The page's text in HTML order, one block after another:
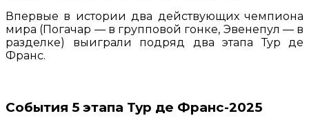
Впервые в истории два действующих чемпиона
мира (Погачар — в групповой гонке, Эвенепул — в
разделке) выиграли подряд два этапа Тур де
Франс.
События 5 этапа Тур де Франс-2025